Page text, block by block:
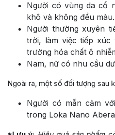
Người có vùng da cổ
khô và không đều màu.
Người thường xuyên
trời, làm việc tiếp
trường hóa chất ô
Nam, nữ có nhu cầu
Ngoài ra, một số đối tượng sau
Người có mẫn cảm
trong Loka Nano